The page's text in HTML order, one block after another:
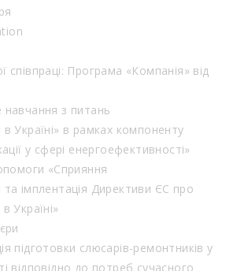
співпраці: Програма «Компанія» від
з питань
Україні» в рамках компоненту
у сфері енергоефективності»
«Сприяння
та імплентація Директиви ЄС про
Україні»
підготовки слюсарів-ремонтників у
відповідно до потреб сучасного